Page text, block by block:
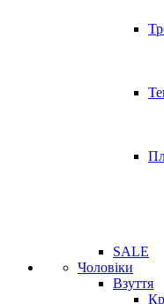
SALE
Чоловіки
Взуття